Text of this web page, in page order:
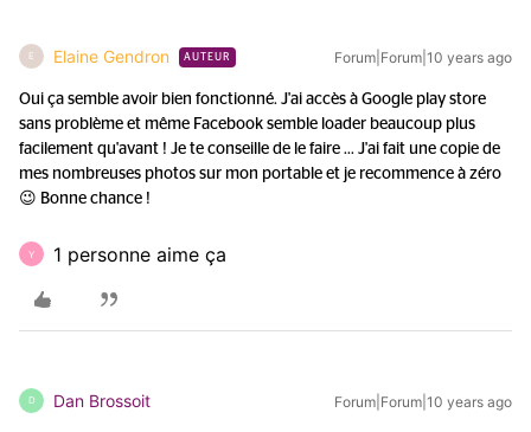
E Elaine Gendron AUTEUR Forum|Forum|10 years ago
Oui ça semble avoir bien fonctionné. J'ai accès à Google play store
sans problème et même Facebook semble loader beaucoup plus
facilement qu'avant ! Je te conseille de le faire ... J'ai fait une copie de
mes nombreuses photos sur mon portable et je recommence à zéro
😉 Bonne chance !
Y 1 personne aime ça
D Dan Brossoit Forum|Forum|10 years ago